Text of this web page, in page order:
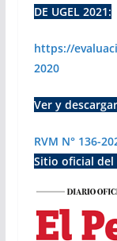
DE UGEL 2021:
https://
2020
Ver y
RVM N° 136-
Sitio oficial del